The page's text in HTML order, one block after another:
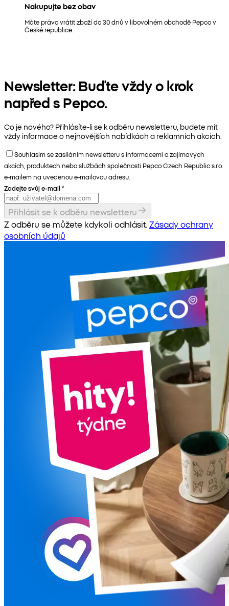
Nakupujte bez obav
Máte právo vrátit zboží do 30 dnů v libovolném obchodě Pepco v
České republice.
Newsletter: Buďte vždy o krok
napřed s Pepco.
Co je nového? Přihlásíte-li se k odběru newsletteru, budete mít
vždy informace o nejnovějších nabídkách a reklamních akcích.
Souhlasím se zasíláním newsletteru s informacemi o zajímavých
akcích, produktech nebo službách společnosti Pepco Czech Republic s.r.o.
e-mailem na uvedenou e-mailovou adresu.
Zadejte svůj e-mail *
Přihlásit se k odběru newsletteru
Z odběru se můžete kdykoli odhlásit. Zásady ochrany
osobních údajů